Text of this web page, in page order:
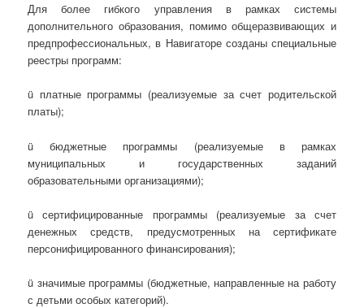
Для более гибкого управления в рамках системы
дополнительного образования, помимо общеразвивающих и
предпрофессиональных, в Навигаторе созданы специальные
реестры программ:
ü платные программы (реализуемые за счет родительской
платы);
ü бюджетные программы (реализуемые в рамках
муниципальных и государственных заданий
образовательными организациями);
ü сертифицированные программы (реализуемые за счет
денежных средств, предусмотренных на сертификате
персонифицированного финансирования);
ü значимые программы (бюджетные, направленные на работу
с детьми особых категорий).